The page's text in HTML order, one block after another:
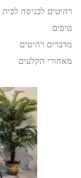
רהיטים לכניסה לבית
טיפים
מדברים רהיטים
מאחורי הקלעים